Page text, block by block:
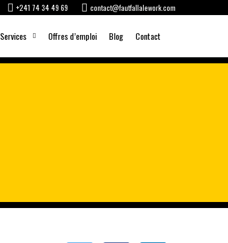
+241 74 34 49 69 contact@fautfallalework.com
Services Offres d’emploi Blog Contact